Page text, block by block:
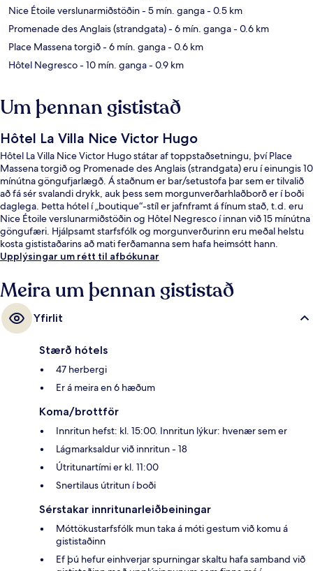
Nice Étoile verslunarmiðstöðin- 5 mín. ganga- 0.5 km
Promenade des Anglais (strandgata)- 6 mín. ganga- 0.6 km
Place Massena torgið- 6 mín. ganga- 0.6 km
Hôtel Negresco- 10 mín. ganga- 0.9 km
Um þennan gististað
Hôtel La Villa Nice Victor Hugo
Hôtel La Villa Nice Victor Hugo státar af toppstaðsetningu, því Place
Massena torgið og Promenade des Anglais (strandgata) eru í einungis 10
mínútna göngufjarlægð. Á staðnum er bar/setustofa þar sem er tilvalið
að fá sér svalandi drykk, auk þess sem morgunverðarhlaðborð er í boði
daglega. Þetta hótel í „boutique“-stíl er jafnframt á fínum stað, t.d. eru
Nice Étoile verslunarmiðstöðin og Hôtel Negresco í innan við 15 mínútna
göngufæri. Hjálpsamt starfsfólk og morgunverðurinn eru meðal helstu
kosta gististaðarins að mati ferðamanna sem hafa heimsótt hann.
Gististaðurinn er stutt frá almenningssamgöngum: Jean Medecin
Tramway lestarstöðin í 6 mínútna.
Upplýsingar um rétt til afbókunar
Meira um þennan gististað
Yfirlit
Stærð hótels
47 herbergi
Er á meira en 6 hæðum
Koma/brottför
Innritun hefst: kl. 15:00. Innritun lýkur: hvenær sem er
Lágmarksaldur við innritun - 18
Útritunartími er kl. 11:00
Snertilaus útritun í boði
Sérstakar innritunarleiðbeiningar
Móttökustarfsfólk mun taka á móti gestum við komu á
gististaðinn
Ef þú hefur einhverjar spurningar skaltu hafa samband við